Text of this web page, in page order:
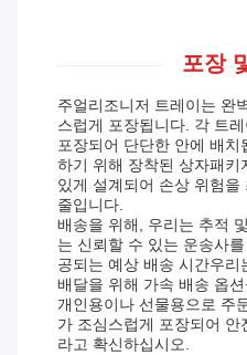
포장
주얼리조니저 트레이는 완
스럽게 포장됩니다. 각 트
포장되어 단단한 안에 배치
하기 위해 장착된 상자패키
있게 설계되어 손상 위험
줄입니다.
배송을 위해, 우리는 추적
는 신뢰할 수 있는 운송사
공되는 예상 배송 시간우
배달을 위해 가속 배송 옵
개인용이나 선물용으로 주
가 조심스럽게 포장되어 안
라고 확신하십시오.